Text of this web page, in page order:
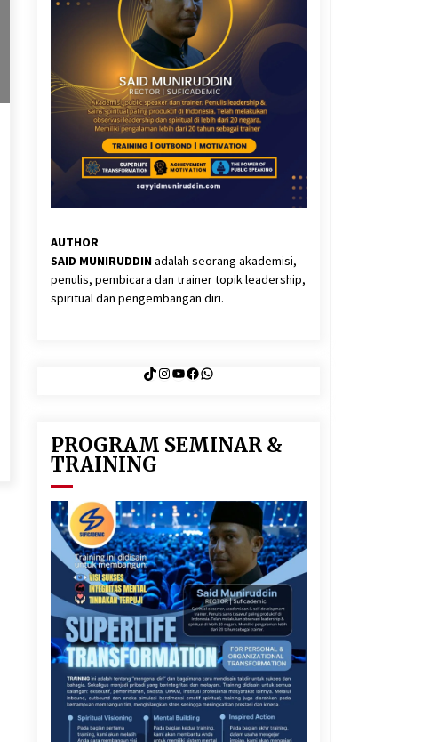
Said Muniruddin Latih Mental dan
Spiritual 80 Siswa YPHC
3 months ago
Eksistensi Iran dalam Tiga Ayat:
Memahami Aliansi Yahudi dan
Kristen dalam Dinamika Nubuwwat
5 months ago
AUTHOR
SAID MUNIRUDDINadalah seorang akademisi,
penulis, pembicara dan trainer topik leadership,
spiritual dan pengembangan diri.
TikTok
Instagram
YouTube
Facebook
WhatsApp
PROGRAM SEMINAR &
TRAINING